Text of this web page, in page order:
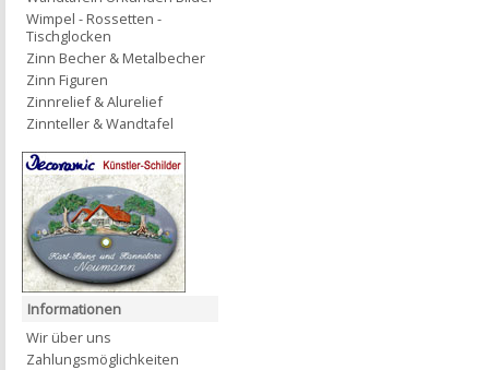
Wimpel - Rossetten -
Tischglocken
Zinn Becher & Metalbecher
Zinn Figuren
Zinnrelief & Alurelief
Zinnteller & Wandtafel
Informationen
Wir über uns
Zahlungsmöglichkeiten